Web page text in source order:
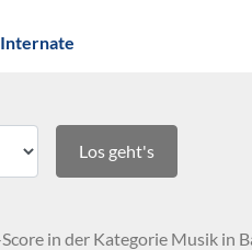
Internate
Los geht's
in der Kategorie Musik in